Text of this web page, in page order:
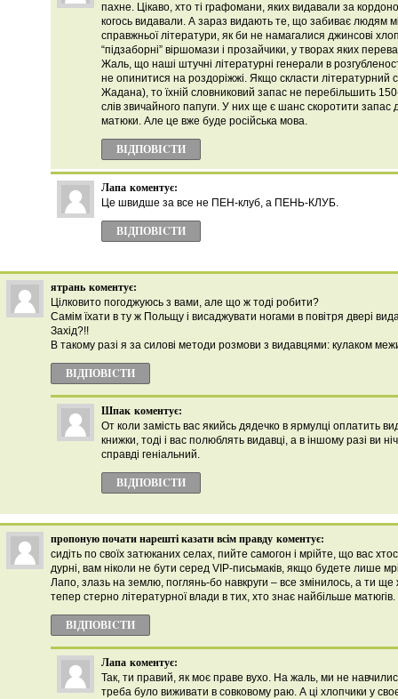
пахне. Цікаво, хто ті графомани, яких видавали за
когось видавали. А зараз видають те, що забиває людям
справжньої літератури, як би не намагалися джинсові
“підзаборні” віршомази і прозайчики, у творах яких
Жаль, що наші штучні літературні генерали в
не опинитися на роздоріжжі. Якщо скласти літературний
Жадана), то їхній словниковий запас не перебільшить
слів звичайного папуги. У них ще є шанс скоротити
матюки. Але це вже буде російська мова.
ВІДПОВІCТИ
Лапа коментує:
Це швидше за все не ПЕН-клуб, а ПЕНЬ-КЛУБ.
ВІДПОВІCТИ
ятрань коментує:
Цілковито погоджуюсь з вами, але що ж тоді робити?
Самім їхати в ту ж Польщу і висаджувати ногами в повітря двері
Захід?!!
В такому разі я за силові методи розмови з видавцями: кулаком
ВІДПОВІCТИ
Шпак коментує:
От коли замість вас якийсь дядечко в ярмулці оплатить
книжки, тоді і вас полюблять видавці, а в іншому разі ви
справді геніальний.
ВІДПОВІCТИ
пропоную почати нарешті казати всім правду коментує:
сидіть по своїх затюканих селах, пийте самогон і мрійте, що вас
дурні, вам ніколи не бути серед VIP-письмаків, якщо будете лише
Лапо, злазь на землю, поглянь-бо навкруги – все змінилось, а ти
тепер стерно літературної влади в тих, хто знає найбільше матюгів.
ВІДПОВІCТИ
Лапа коментує:
Так, ти правий, як моє праве вухо. На жаль, ми не
треба було виживати в совковому раю. А ці хлопчики у